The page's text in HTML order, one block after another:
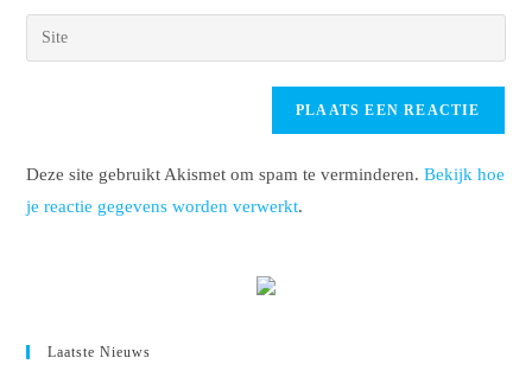
om
e-
mail
Voer
je
(optioneel)
Deze site gebruikt Akismet om spam te verminderen.Bekijk hoe
je reactie gegevens worden verwerkt.
Laatste Nieuws